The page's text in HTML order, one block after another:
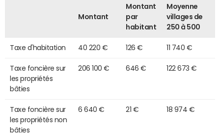
Montant
Montant
par
habitant
Moyenne
villages de
250 à 500
Taxe d'habitation 40 220 € 126 € 11 740 €
Taxe foncière sur
les propriétés
bâties
206 100 € 646 € 122 673 €
Taxe foncière sur
les propriétés non
bâties
6 640 € 21 € 18 974 €